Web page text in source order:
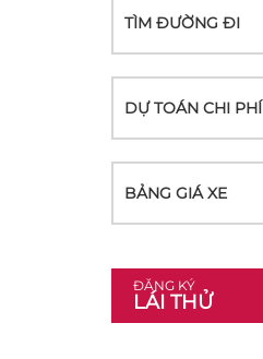
TÌM ĐƯỜNG ĐI
DỰ TOÁN CHI PHÍ
BẢNG GIÁ XE
ĐĂNG KÝ
LÁI THỬ